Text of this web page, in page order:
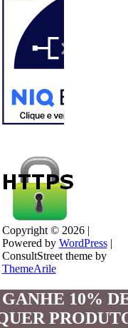
Copyright © 2026 |
Powered by WordPress |
ConsultStreet theme by
ThemeArile
GANHE 10%